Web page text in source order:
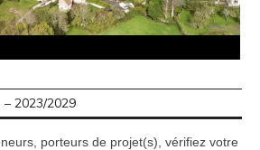
– 2023/2029
porteurs de projet(s), vérifiez votre